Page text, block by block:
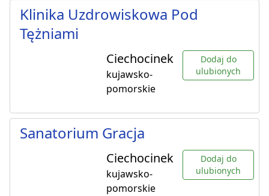
Klinika Uzdrowiskowa Pod
Tężniami
Ciechocinek
kujawsko-
pomorskie
Dodaj do
ulubionych
Sanatorium Gracja
Ciechocinek
kujawsko-
pomorskie
Dodaj do
ulubionych